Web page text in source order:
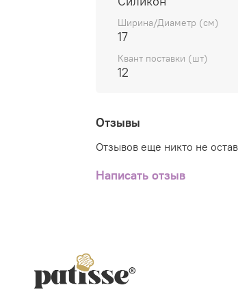
пекарей и
Удобство,
максимально
Ширина/Диаметр (см)
17
Квант поставки (шт)
12
Отзывы
Отзывов еще никто не
Написать отзыв